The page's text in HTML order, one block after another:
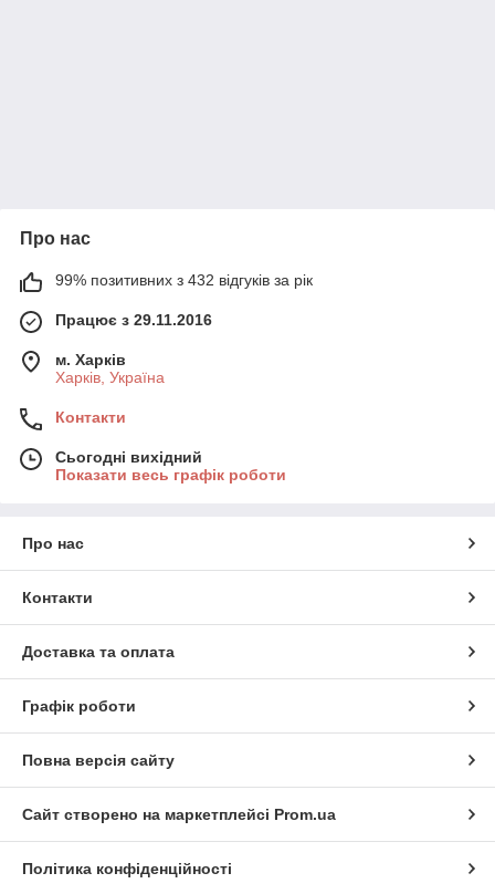
Про нас
99% позитивних з 432 відгуків за рік
Працює з 29.11.2016
м. Харків
Харків, Україна
Контакти
Сьогодні вихідний
Показати весь графік роботи
Про нас
Контакти
Доставка та оплата
Графік роботи
Повна версія сайту
Сайт створено на маркетплейсі Prom.ua
Політика конфіденційності